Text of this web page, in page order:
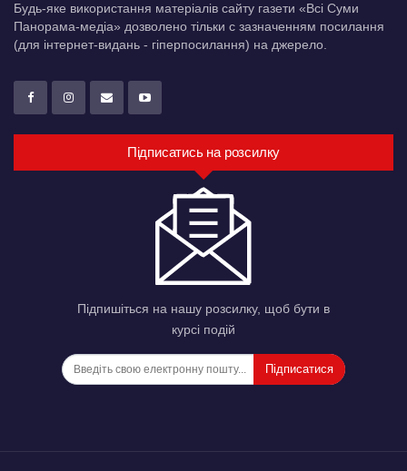
Будь-яке використання матеріалів сайту газети «Всі Суми
Панорама-медіа» дозволено тільки c зазначенням посилання
(для інтернет-видань - гіперпосилання) на джерело.
Підписатись на розсилку
Підпишіться на нашу розсилку, щоб бути в
курсі подій
Підписатися